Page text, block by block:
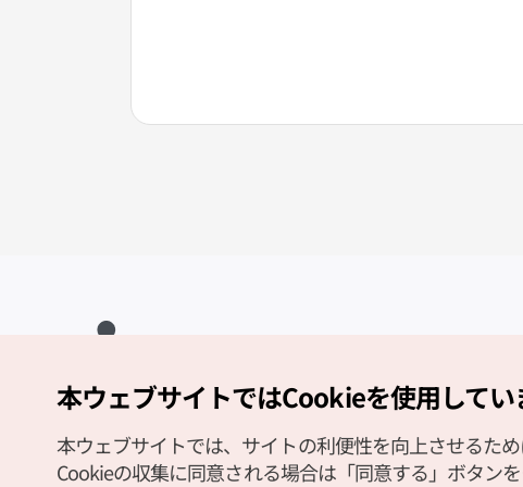
Copyright (c) Korea Tourism Organization All Rights Reserved.
サイトエラー報告
公式メール
本ウェブサイトではCookieを使用してい
本ウェブサイトでは、サイトの利便性を向上させるため
Cookieの収集に同意される場合は「同意する」ボタンを